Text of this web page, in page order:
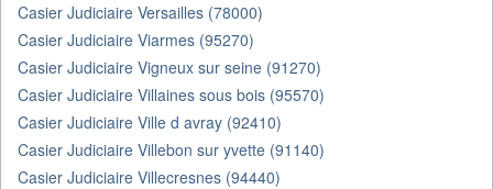
Casier Judiciaire Versailles (78000)
Casier Judiciaire Viarmes (95270)
Casier Judiciaire Vigneux sur seine (91270)
Casier Judiciaire Villaines sous bois (95570)
Casier Judiciaire Ville d avray (92410)
Casier Judiciaire Villebon sur yvette (91140)
Casier Judiciaire Villecresnes (94440)